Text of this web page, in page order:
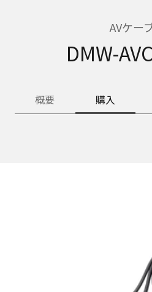
AVケー
DMW-
概要 購入